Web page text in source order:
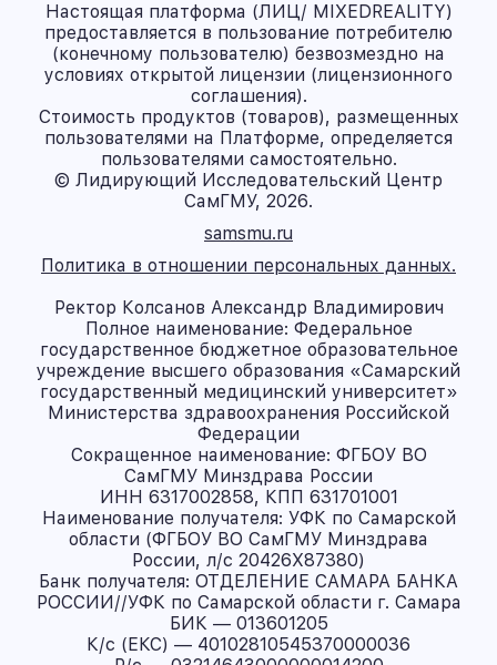
Настоящая платформа (ЛИЦ/ MIXEDREALITY)
предоставляется в пользование потребителю
(конечному пользователю) безвозмездно на
условиях открытой лицензии (лицензионного
соглашения).
Стоимость продуктов (товаров), размещенных
пользователями на Платформе, определяется
пользователями самостоятельно.
© Лидирующий Исследовательский Центр
СамГМУ, 2026.
samsmu.ru
Политика в отношении персональных данных.
Ректор Колсанов Александр Владимирович
Полное наименование: Федеральное
государственное бюджетное образовательное
учреждение высшего образования «Самарский
государственный медицинский университет»
Министерства здравоохранения Российской
Федерации
Сокращенное наименование: ФГБОУ ВО
СамГМУ Минздрава России
ИНН 6317002858, КПП 631701001
Наименование получателя: УФК по Самарской
области (ФГБОУ ВО СамГМУ Минздрава
России, л/с 20426X87380)
Банк получателя: ОТДЕЛЕНИЕ САМАРА БАНКА
РОССИИ//УФК по Самарской области г. Самара
БИК — 013601205
К/с (ЕКС) — 40102810545370000036